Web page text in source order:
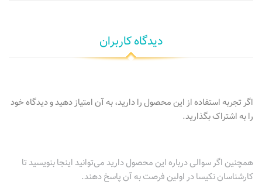
دیدگاه کاربران
اگر تجربه استفاده از این محصول را دارید، به آن امتیاز دهید و دیدگاه خود
را به اشتراک بگذارید.
همچنین اگر سوالی درباره این محصول دارید می‌توانید اینجا بنویسید تا
کارشناسان نکیسا در اولین فرصت به آن پاسخ دهند.